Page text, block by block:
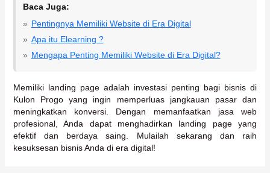
Baca Juga:
Pentingnya Memiliki Website di Era Digital
Apa itu Elearning ?
Mengapa Penting Memiliki Website di Era Digital?
Memiliki landing page adalah investasi penting bagi bisnis di
Kulon Progo yang ingin memperluas jangkauan pasar dan
meningkatkan konversi. Dengan memanfaatkan jasa web
profesional, Anda dapat menghadirkan landing page yang
efektif dan berdaya saing. Mulailah sekarang dan raih
kesuksesan bisnis Anda di era digital!